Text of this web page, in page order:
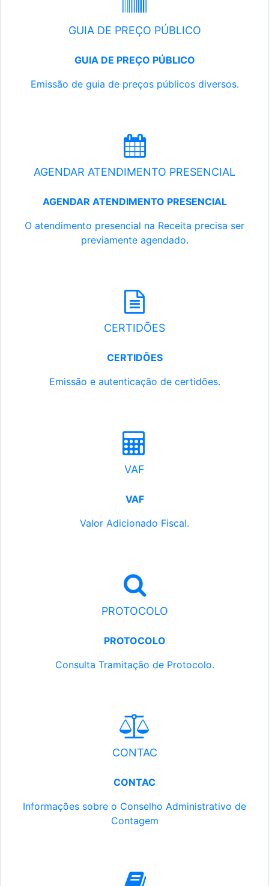
GUIA DE PREÇO PÚBLICO
GUIA DE PREÇO PÚBLICO
Emissão de guia de preços públicos diversos.
AGENDAR ATENDIMENTO PRESENCIAL
AGENDAR ATENDIMENTO PRESENCIAL
O atendimento presencial na Receita precisa ser
previamente agendado.
CERTIDÕES
CERTIDÕES
Emissão e autenticação de certidões.
VAF
VAF
Valor Adicionado Fiscal.
PROTOCOLO
PROTOCOLO
Consulta Tramitação de Protocolo.
CONTAC
CONTAC
Informações sobre o Conselho Administrativo de
Contagem